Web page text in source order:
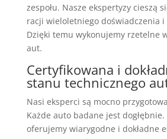
zespołu. Nasze ekspertyzy cieszą
racji wieloletniego doświadczenia i
Dzięki temu wykonujemy rzetelne
aut.
Certyfikowana i
stanu technicznego
Nasi eksperci są mocno
Każde auto badane jest
oferujemy wiarygodne i dokładne